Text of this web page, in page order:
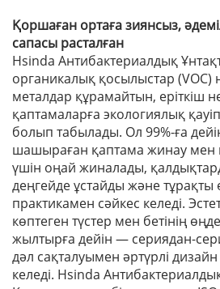
Қоршаған ортаға зиянсыз,
сапасы расталған
Hsinda Антибактериалдық
органикалық қосылыстар (VOC)
металдар құрамайтын, еріткіш
қаптамаларға экологиялық
болып табылады. Ол 99%-ға
шашыраған қаптама жинау мен
үшін оңай жиналады,
деңгейде ұстайды және тұрақты
практикамен сәйкес келеді.
көптеген түстер мен бетінің
жылтырға дейін — сериядан-
дәл сақталуымен әртүрлі дизайн
келеді. Hsinda